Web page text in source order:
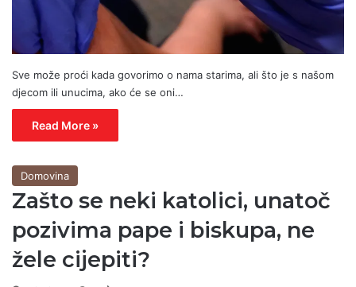
Sve može proći kada govorimo o nama starima, ali što je s našom
djecom ili unucima, ako će se oni…
Read More »
Domovina
Zašto se neki katolici, unatoč
pozivima pape i biskupa, ne
žele cijepiti?